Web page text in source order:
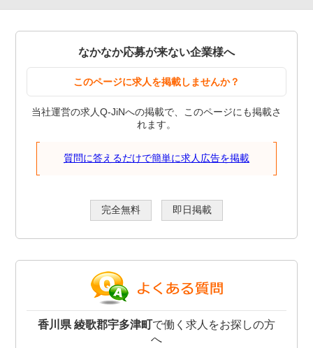
なかなか応募が来ない企業様へ
このページに求人を掲載しませんか？
当社運営の求人Q-JiNへの掲載で、このページにも掲載さ
れます。
質問に答えるだけで簡単に求人広告を掲載
完全無料 即日掲載
香川県 綾歌郡宇多津町で働く求人をお探しの方
へ